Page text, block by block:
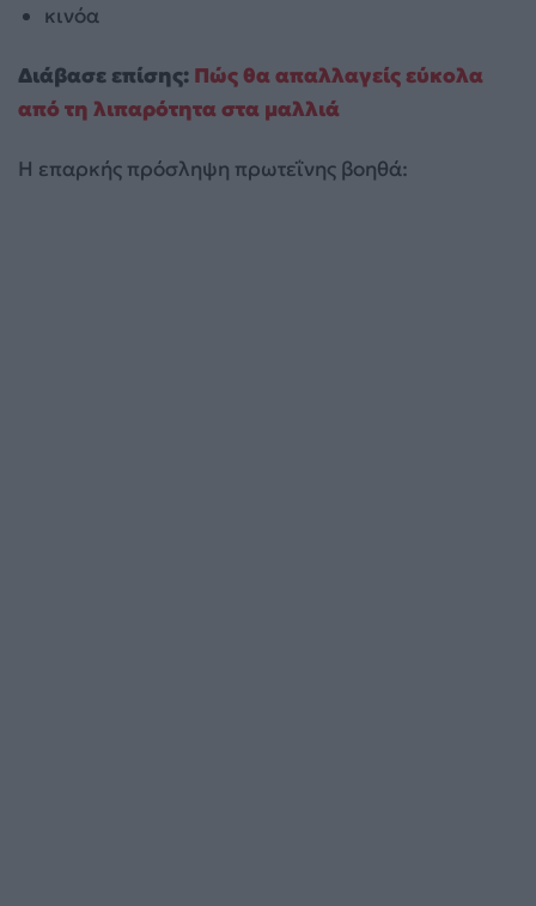
κινόα
Διάβασε επίσης: Πώς θα απαλλαγείς εύκολα
από τη λιπαρότητα στα μαλλιά
Η επαρκής πρόσληψη πρωτεΐνης βοηθά: